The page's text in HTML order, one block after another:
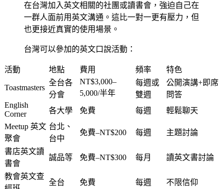
在台灣加入英文相關的社團或讀書會，強迫自己在
一群人面前用英文溝通。這比一對一更有壓力，但
也更接近真實的使用場景。
台灣可以參加的英文口說活動：
活動 地點 費用 頻率 特色
Toastmasters
全台各
分會
NT$3,000–
5,000/半年
每週或
雙週
公開演講+即席
問答
English
Corner
各大學 免費 每週
輕鬆聊天
Meetup 英文
聚會
台北、
台中
免費–NT$200 每週 主題討論
書店英文讀
書會
誠品等 免費–NT$300 每月 讀英文書討論
教會英文查
全台 免費 每週 不限信仰